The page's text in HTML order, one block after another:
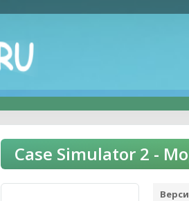
Case Simulator 2 -